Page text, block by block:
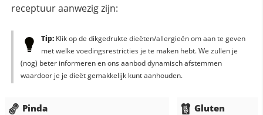
receptuur aanwezig zijn:
Tip:Klik op de dikgedrukte dieëten/allergieën om aan te geven
met welke voedingsrestricties je te maken hebt. We zullen je
(nog) beter informeren en ons aanbod dynamisch afstemmen
waardoor je je dieët gemakkelijk kunt aanhouden.
Pinda Gluten